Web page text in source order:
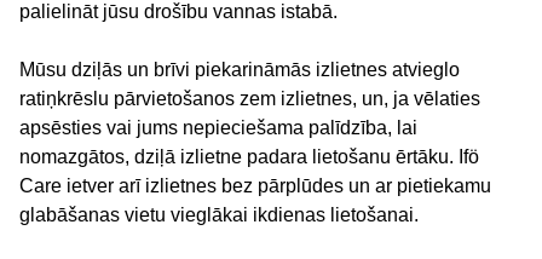
palielināt jūsu drošību vannas istabā.
Mūsu dziļās un brīvi piekarināmās izlietnes atvieglo
ratiņkrēslu pārvietošanos zem izlietnes, un, ja vēlaties
apsēsties vai jums nepieciešama palīdzība, lai
nomazgātos, dziļā izlietne padara lietošanu ērtāku. Ifö
Care ietver arī izlietnes bez pārplūdes un ar pietiekamu
glabāšanas vietu vieglākai ikdienas lietošanai.